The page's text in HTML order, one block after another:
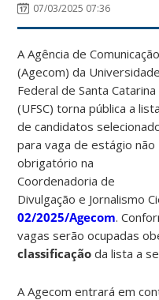
07/03/2025 07:36
A Agência de Comunicação
(Agecom) da Universidade
Federal de Santa Catarina
(UFSC) torna pública a lista
de candidatos
para vaga de estágio não
obrigatório na
Coordenadoria de
Divulgação e Jornalismo
02/2025/Agecom.
vagas serão ocupadas
classificação da lista a
A Agecom entrará em